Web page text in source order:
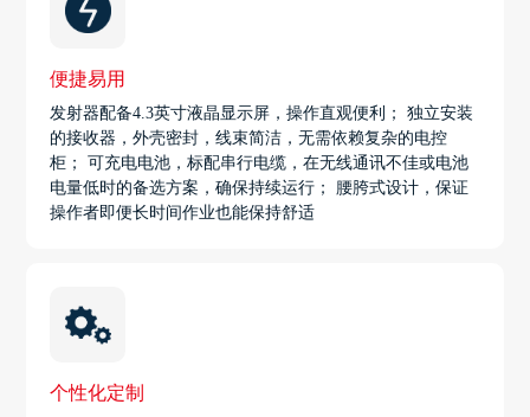
便捷易用
发射器配备4.3英寸液晶显示屏，操作直观便利； 独立安装
的接收器，外壳密封，线束简洁，无需依赖复杂的电控
柜； 可充电电池，标配串行电缆，在无线通讯不佳或电池
电量低时的备选方案，确保持续运行； 腰胯式设计，保证
操作者即便长时间作业也能保持舒适
个性化定制